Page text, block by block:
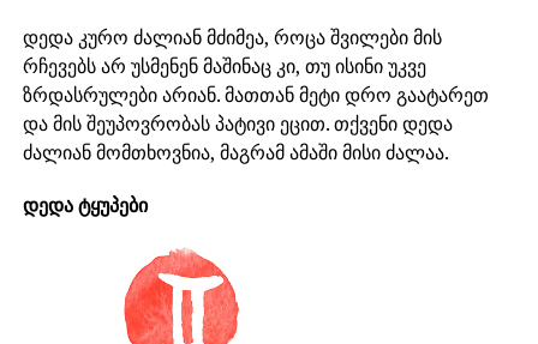
დედა კურო ძალიან მძიმეა, როცა შვილები მის
რჩევებს არ უსმენენ მაშინაც კი, თუ ისინი უკვე
ზრდასრულები არიან. მათთან მეტი დრო გაატარეთ
და მის შეუპოვრობას პატივი ეცით. თქვენი დედა
ძალიან მომთხოვნია, მაგრამ ამაში მისი ძალაა.
დედა ტყუპები